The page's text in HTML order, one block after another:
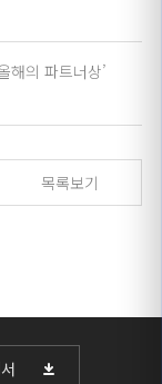
해의 파트너상’
목록보기